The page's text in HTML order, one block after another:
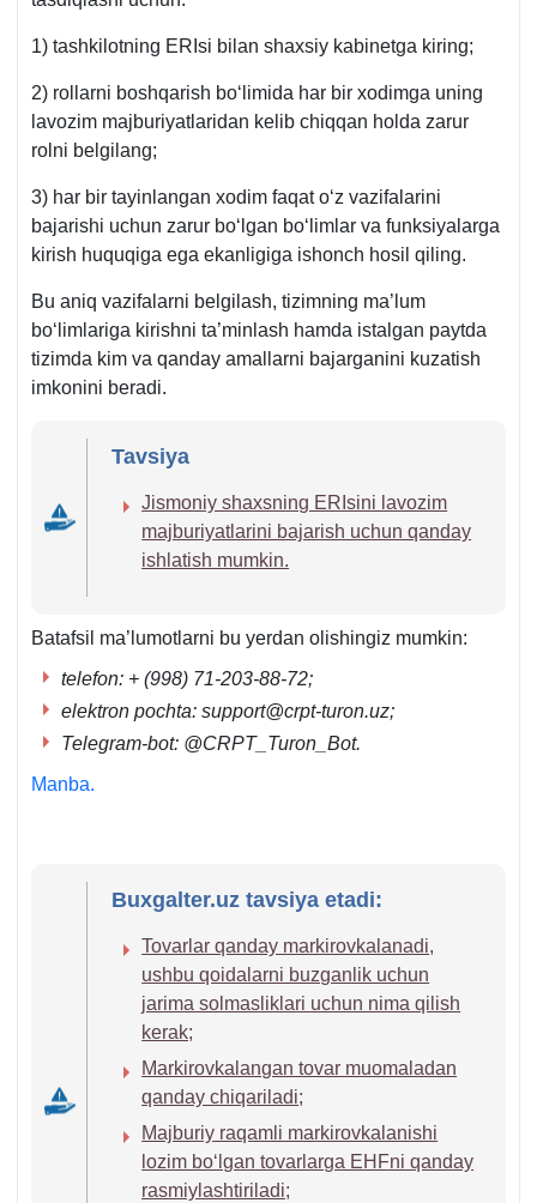
1) tashkilotning ERIsi bilan shaхsiy kabinetga kiring;
2) rollarni boshqarish boʻlimida har bir хodimga uning
lavozim majburiyatlaridan kelib chiqqan holda zarur
rolni belgilang;
3) har bir tayinlangan хodim faqat oʻz vazifalarini
bajarishi uchun zarur boʻlgan boʻlimlar va funksiyalarga
kirish huquqiga ega ekanligiga ishonch hosil qiling.
Bu aniq vazifalarni belgilash, tizimning ma’lum
boʻlimlariga kirishni ta’minlash hamda istalgan paytda
tizimda kim va qanday amallarni bajarganini kuzatish
imkonini beradi.
Tavsiya
Jismoniy shaхsning ERIsini lavozim
majburiyatlarini bajarish uchun qanday
ishlatish mumkin.
Batafsil ma’lumotlarni bu yerdan olishingiz mumkin:
telefon: + (998) 71-203-88-72;
elektron pochta: support@crpt-turon.uz;
Telegram-bot: @CRPT_Turon_Bot.
Manba.
Buxgalter.uz tavsiya etadi:
Tovarlar qanday markirovkalanadi,
ushbu qoidalarni buzganlik uchun
jarima solmasliklari uchun nima qilish
kerak;
Markirovkalangan tovar muomaladan
qanday chiqariladi;
Majburiy raqamli markirovkalanishi
lozim boʻlgan tovarlarga EHFni qanday
rasmiylashtiriladi;